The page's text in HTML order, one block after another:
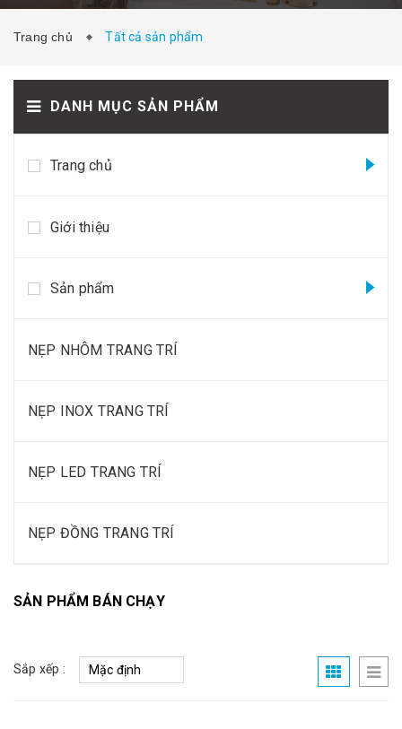
HƯỚNG DẪN SỬ DỤNG
DỰ ÁN
Trang chủ Tất cả sản phẩm
DANH MỤC SẢN PHẨM
Trang chủ
Giới thiệu
Sản phẩm
NẸP NHÔM TRANG TRÍ
NẸP INOX TRANG TRÍ
NẸP LED TRANG TRÍ
NẸP ĐỒNG TRANG TRÍ
SẢN PHẨM BÁN CHẠY
Sắp xếp :